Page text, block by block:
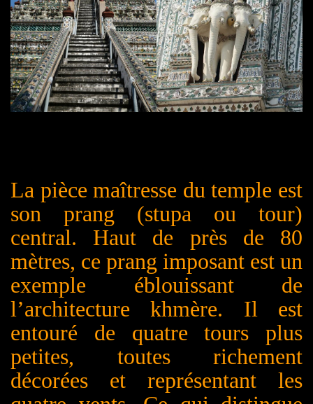
La pièce maîtresse du temple est
son prang (stupa ou tour)
central. Haut de près de 80
mètres, ce prang imposant est un
exemple éblouissant de
l’architecture khmère. Il est
entouré de quatre tours plus
petites, toutes richement
décorées et représentant les